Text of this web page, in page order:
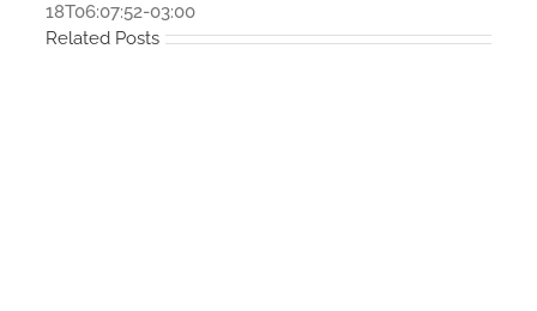
18T06:07:52-03:00
Related Posts